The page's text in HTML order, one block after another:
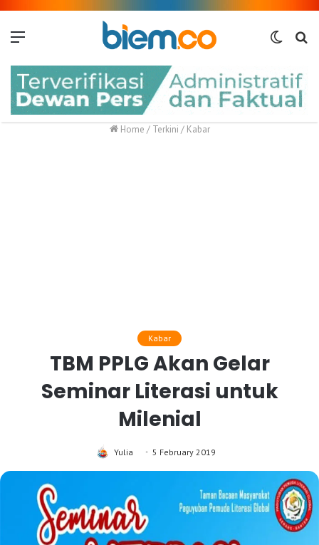
Switch
Home / Terkini / Kabar
Kabar
TBM PPLG Akan Gelar
Seminar Literasi untuk
Milenial
Yulia 5 February 2019